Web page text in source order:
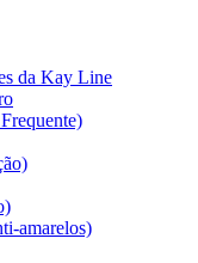
da Kay Line
amarelos)